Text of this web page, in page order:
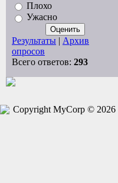
Плохо
Ужасно
Результаты | Архив
опросов
Всего ответов: 293
Copyright MyCorp © 2026